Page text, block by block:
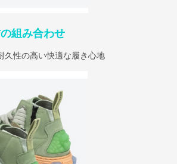
組み合わせ
久性の高い快適な履き心地